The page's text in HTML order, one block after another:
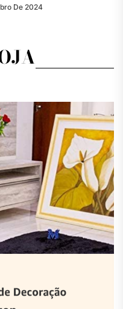
De 2024